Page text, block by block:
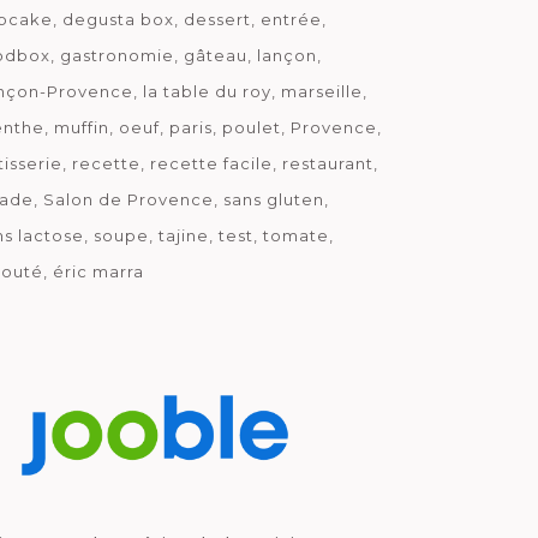
degusta box dessert
entrée
gastronomie gâteau
lançon
Provence
la table du roy
marseille
muffin oeuf paris poulet
Provence
recette recette facile
restaurant
Salon de Provence
sans gluten
lactose
soupe tajine test
tomate
éric marra